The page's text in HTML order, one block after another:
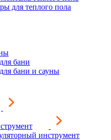
для теплого пола
бани
бани и сауны
инструмент